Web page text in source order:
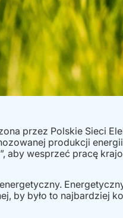
przez Polskie Sieci
produkcji
aby wesprzeć pracę
by było to najbardziej